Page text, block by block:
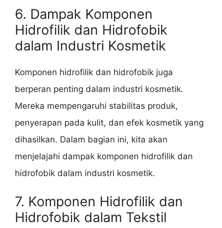
6. Dampak Komponen
Hidrofilik dan Hidrofobik
dalam Industri Kosmetik
Komponen hidrofilik dan hidrofobik juga
berperan penting dalam industri kosmetik.
Mereka mempengaruhi stabilitas produk,
penyerapan pada kulit, dan efek kosmetik yang
dihasilkan. Dalam bagian ini, kita akan
menjelajahi dampak komponen hidrofilik dan
hidrofobik dalam industri kosmetik.
7. Komponen Hidrofilik dan
Hidrofobik dalam Tekstil